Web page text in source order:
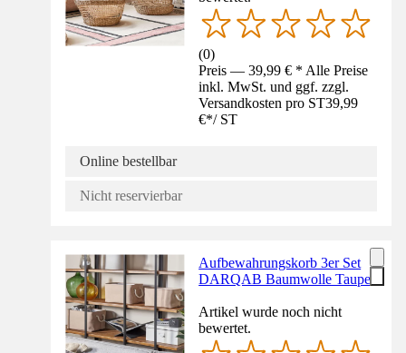
(0)
Preis — 39,99 € * Alle Preise
inkl. MwSt. und ggf. zzgl.
Versandkosten pro ST39,99
€*/ ST
Online bestellbar
Nicht reservierbar
Aufbewahrungskorb 3er Set
DARQAB Baumwolle Taupe
Artikel wurde noch nicht
bewertet.